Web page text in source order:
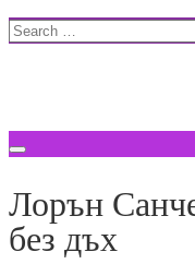
Skip
Search
Лорън
без дъх